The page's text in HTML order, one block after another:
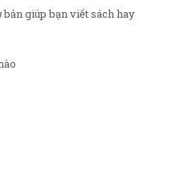
giúp bạn viết sách hay